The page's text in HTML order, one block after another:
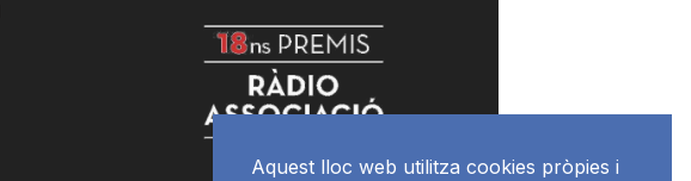
Aquest lloc web utilitza cookies pròpies i